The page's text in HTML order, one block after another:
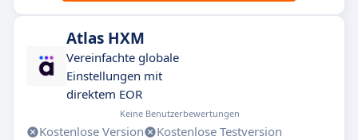
Atlas HXM
Vereinfachte globale
Einstellungen mit
direktem EOR
Keine Benutzerbewertungen
Kostenlose Version
Kostenlose Testversion